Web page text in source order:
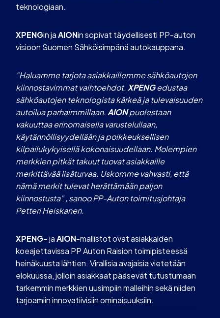
teknologiaan.
XPENGin jaAIONin sopivat täydellisesti PP-auton
visioon Suomen Sähköisimpänä autokauppana.
“Haluamme tarjota asiakkaillemme sähköautojen
kiinnostavimmat vaihtoehdot. XPENGedustaa
sähköautojen teknologista kärkeä ja tulevaisuuden
autoilua parhaimmillaan. AIONpuolestaan
vakuuttaa erinomaisella varustelullaan,
käytännöllisyydellään ja poikkeuksellisen
kilpailukykyisellä kokonaisuudellaan. Molempien
merkkien pitkät takuut tuovat asiakkaille
merkittävää lisäturvaa. Uskomme vahvasti, että
nämä merkit tulevat herättämään paljon
kiinnostusta” , sanoo PP-Auton toimitusjohtaja
Petteri Heiskanen.
XPENG– jaAION-mallistot ovat asiakkaiden
koeajettavissa PP Auton Raision toimipisteessä
heinäkuusta lähtien. Virallisia avajaisia vietetään
elokuussa, jolloin asiakkaat pääsevät tutustumaan
tarkemmin merkkien uusimpiin malleihin sekä niiden
tarjoamiin innovatiivisiin ominaisuuksiin.